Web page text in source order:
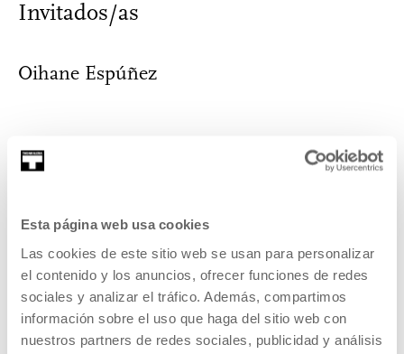
Esta página web usa cookies
Las cookies de este sitio web se usan para personalizar
el contenido y los anuncios, ofrecer funciones de redes
sociales y analizar el tráfico. Además, compartimos
información sobre el uso que haga del sitio web con
nuestros partners de redes sociales, publicidad y análisis
Invitados/as
Oihane Espúñez
Formada en Bellas Artes y en artes escénicas, ha
Felipe Polanía